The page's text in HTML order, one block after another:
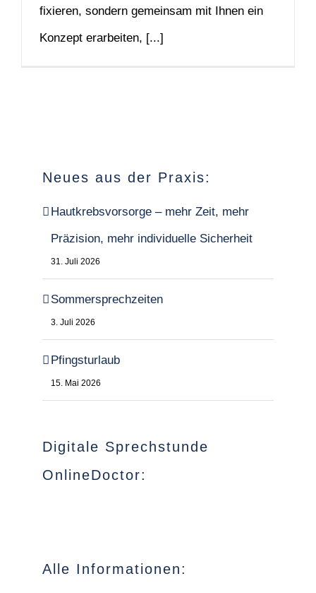
fixieren, sondern gemeinsam mit Ihnen ein
Konzept erarbeiten, [...]
Neues aus der Praxis:
Hautkrebsvorsorge – mehr Zeit, mehr
Präzision, mehr individuelle Sicherheit
31. Juli 2026
Sommersprechzeiten
3. Juli 2026
Pfingsturlaub
15. Mai 2026
Digitale Sprechstunde
OnlineDoctor:
Alle Informationen: